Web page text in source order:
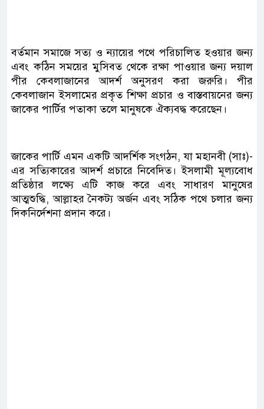
বর্তমান সমাজে সত্য ও ন্যায়ের পথে পরিচালিত হওয়ার জন্য
এবং কঠিন সময়ের মুসিবত থেকে রক্ষা পাওয়ার জন্য দয়াল
পীর কেবলাজানের আদর্শ অনুসরণ করা জরুরি। পীর
কেবলাজান ইসলামের প্রকৃত শিক্ষা প্রচার ও বাস্তবায়নের জন্য
জাকের পার্টির পতাকা তলে মানুষকে ঐক্যবদ্ধ করেছেন।
জাকের পার্টি এমন একটি আদর্শিক সংগঠন, যা মহানবী (সাঃ)-
এর সত্যিকারের আদর্শ প্রচারে নিবেদিত। ইসলামী মূল্যবোধ
প্রতিষ্ঠার লক্ষ্যে এটি কাজ করে এবং সাধারণ মানুষের
আত্মশুদ্ধি, আল্লাহর নৈকট্য অর্জন এবং সঠিক পথে চলার জন্য
দিকনির্দেশনা প্রদান করে।